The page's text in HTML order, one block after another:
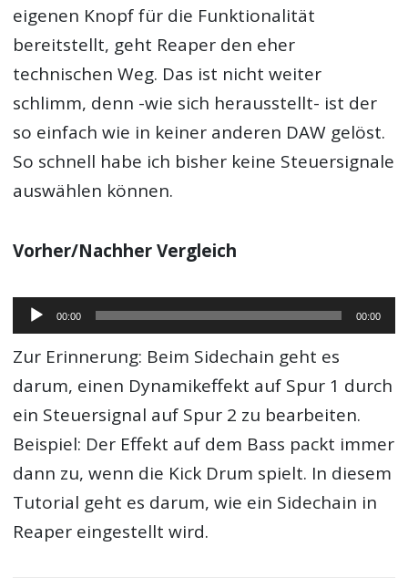
eigenen Knopf für die Funktionalität
bereitstellt, geht Reaper den eher
technischen Weg. Das ist nicht weiter
schlimm, denn -wie sich herausstellt- ist der
so einfach wie in keiner anderen DAW gelöst.
So schnell habe ich bisher keine Steuersignale
auswählen können.
Vorher/Nachher Vergleich
Audio-
Player
00:00 00:00
Zur Erinnerung: Beim Sidechain geht es
darum, einen Dynamikeffekt auf Spur 1 durch
ein Steuersignal auf Spur 2 zu bearbeiten.
Beispiel: Der Effekt auf dem Bass packt immer
dann zu, wenn die Kick Drum spielt. In diesem
Tutorial geht es darum, wie ein Sidechain in
Reaper eingestellt wird.